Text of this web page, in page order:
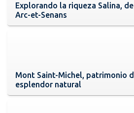
Explorando la riqueza Salina,
Arc-et-Senans
Mont Saint-Michel, patrimonio
esplendor natural